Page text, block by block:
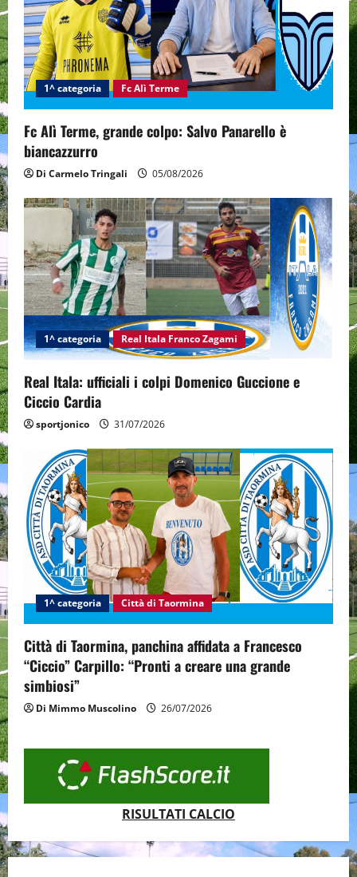
t
i
o
n
1^ categoria Fc Alì Terme
Fc Alì Terme, grande colpo: Salvo Panarello è
biancazzurro
Di Carmelo Tringali 05/08/2026
1^ categoria Real Itala Franco Zagami
Real Itala: ufficiali i colpi Domenico Guccione e
Ciccio Cardia
sportjonico 31/07/2026
1^ categoria Città di Taormina
Città di Taormina, panchina affidata a Francesco
“Ciccio” Carpillo: “Pronti a creare una grande
simbiosi”
Di Mimmo Muscolino 26/07/2026
RISULTATI CALCIO